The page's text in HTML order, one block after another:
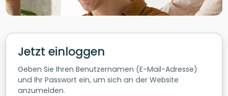
Jetzt einloggen
Geben Sie Ihren Benutzernamen (E-Mail-Adresse)
und Ihr Passwort ein, um sich an der Website
anzumelden.